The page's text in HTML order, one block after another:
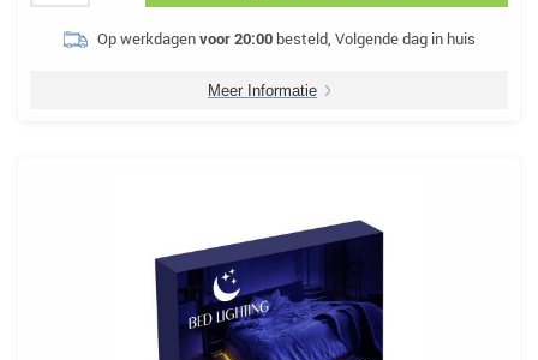
Op werkdagenvoor 20:00besteld, Volgende dag in huis
Meer Informatie